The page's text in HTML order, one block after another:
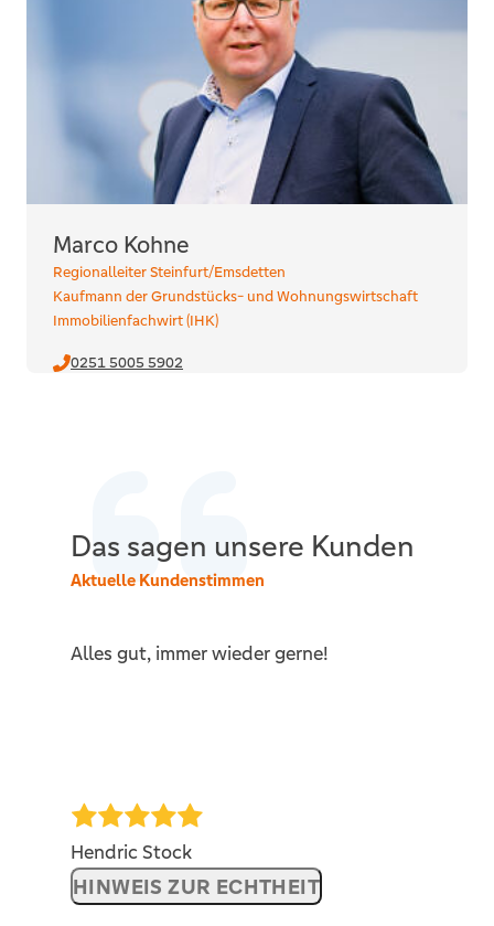
Marco Kohne
Regionalleiter Steinfurt/Emsdetten
Kaufmann der Grundstücks- und Wohnungswirtschaft
Immobilienfachwirt (IHK)
0251 5005 5902
Das sagen unsere Kunden
Aktuelle Kundenstimmen
Alles gut, immer wieder gerne!
Hendric Stock
HINWEIS ZUR ECHTHEIT